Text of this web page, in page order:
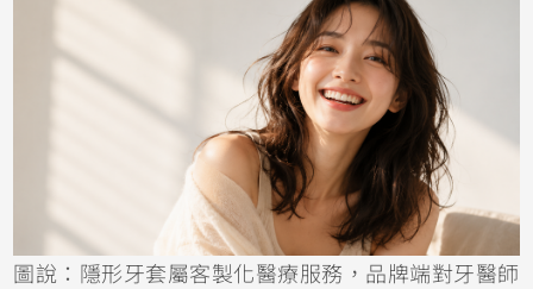
圖說：隱形牙套屬客製化醫療服務，品牌端對牙醫師